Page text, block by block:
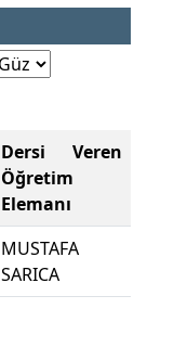
Dersi Veren
Öğretim
Elemanı
MUSTAFA
SARICA